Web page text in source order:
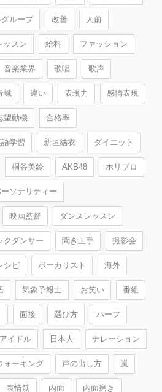
ループ 改善 人前
ッスン 給料 ファッション
音楽業界 歌唱 歌声
域 違い 表現力 感情表現
望動機 合格率
学習 新垣結衣 ダイエット
桐谷美鈴 AKB48 ホリプロ
ソナリティー
映画監督 ダンスレッスン
クダンサー 聞き上手 撮影会
シピ ボーカリスト 海外
気象予報士 お笑い 番組
面接 選び方 ハーフ
イドル 日本人 ナレーション
ォーキング 声の出し方 嵐
表情筋 内面 内面磨き